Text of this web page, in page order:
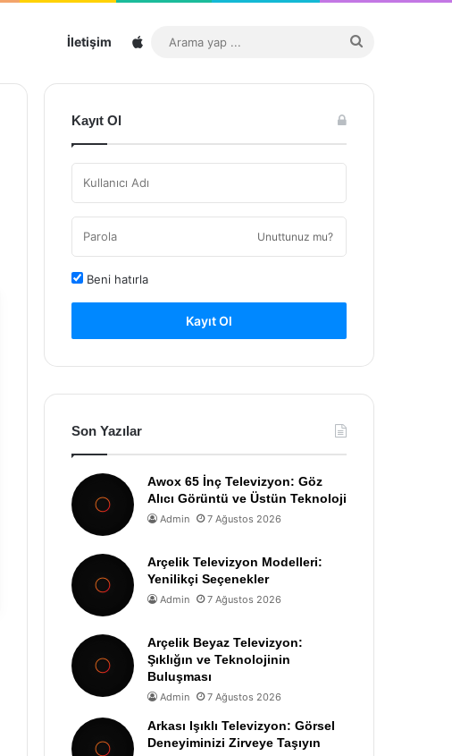
İletişim Sitemap
Kayıt Ol
Unuttunuz mu?
Beni hatırla
Kayıt Ol
Son Yazılar
Awox 65 İnç Televizyon: Göz
Alıcı Görüntü ve Üstün Teknoloji
Admin 7 Ağustos 2026
Arçelik Televizyon Modelleri:
Yenilikçi Seçenekler
Admin 7 Ağustos 2026
Arçelik Beyaz Televizyon:
Şıklığın ve Teknolojinin
Buluşması
Admin 7 Ağustos 2026
Arkası Işıklı Televizyon: Görsel
Deneyiminizi Zirveye Taşıyın